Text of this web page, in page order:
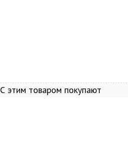
С этим товаром покупают